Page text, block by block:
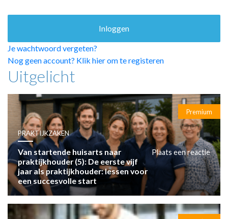
PRAKTIJKZAKEN
TARIEVEN
VPHUISARTSEN
MEDISCHE VAKHANDEL
INLOGGEN
REGISTRATIE
Je wachtwoord vergeten?
Nog geen account? Klik hier om te registeren
Uitgelicht
Premium
PRAKTIJKZAKEN
Van startende huisarts naar
praktijkhouder (5): De eerste vijf
jaar als praktijkhouder: lessen voor
een succesvolle start
Plaats een reactie